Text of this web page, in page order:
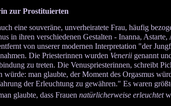
zur Prostituierten
eine souveräne, unverheiratete Frau, häufig
in ihren verschiedenen Gestalten - Inanna,
von unserer modernen Interpretation "der
Die Priesterinnen wurden Veneriigenannt
zu treten. Die Venuspriesterinnen, schreibt
würde: man glaubte, der Moment des Orgasmus
der Erleuchtung zu gewähren." Es waren
glaubte, dass Frauen natürlicherweise erleuchtet